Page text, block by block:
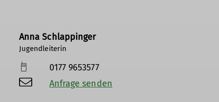
Anna Schlappinger
Jugendleiterin
0177 9653577
Anfrage senden